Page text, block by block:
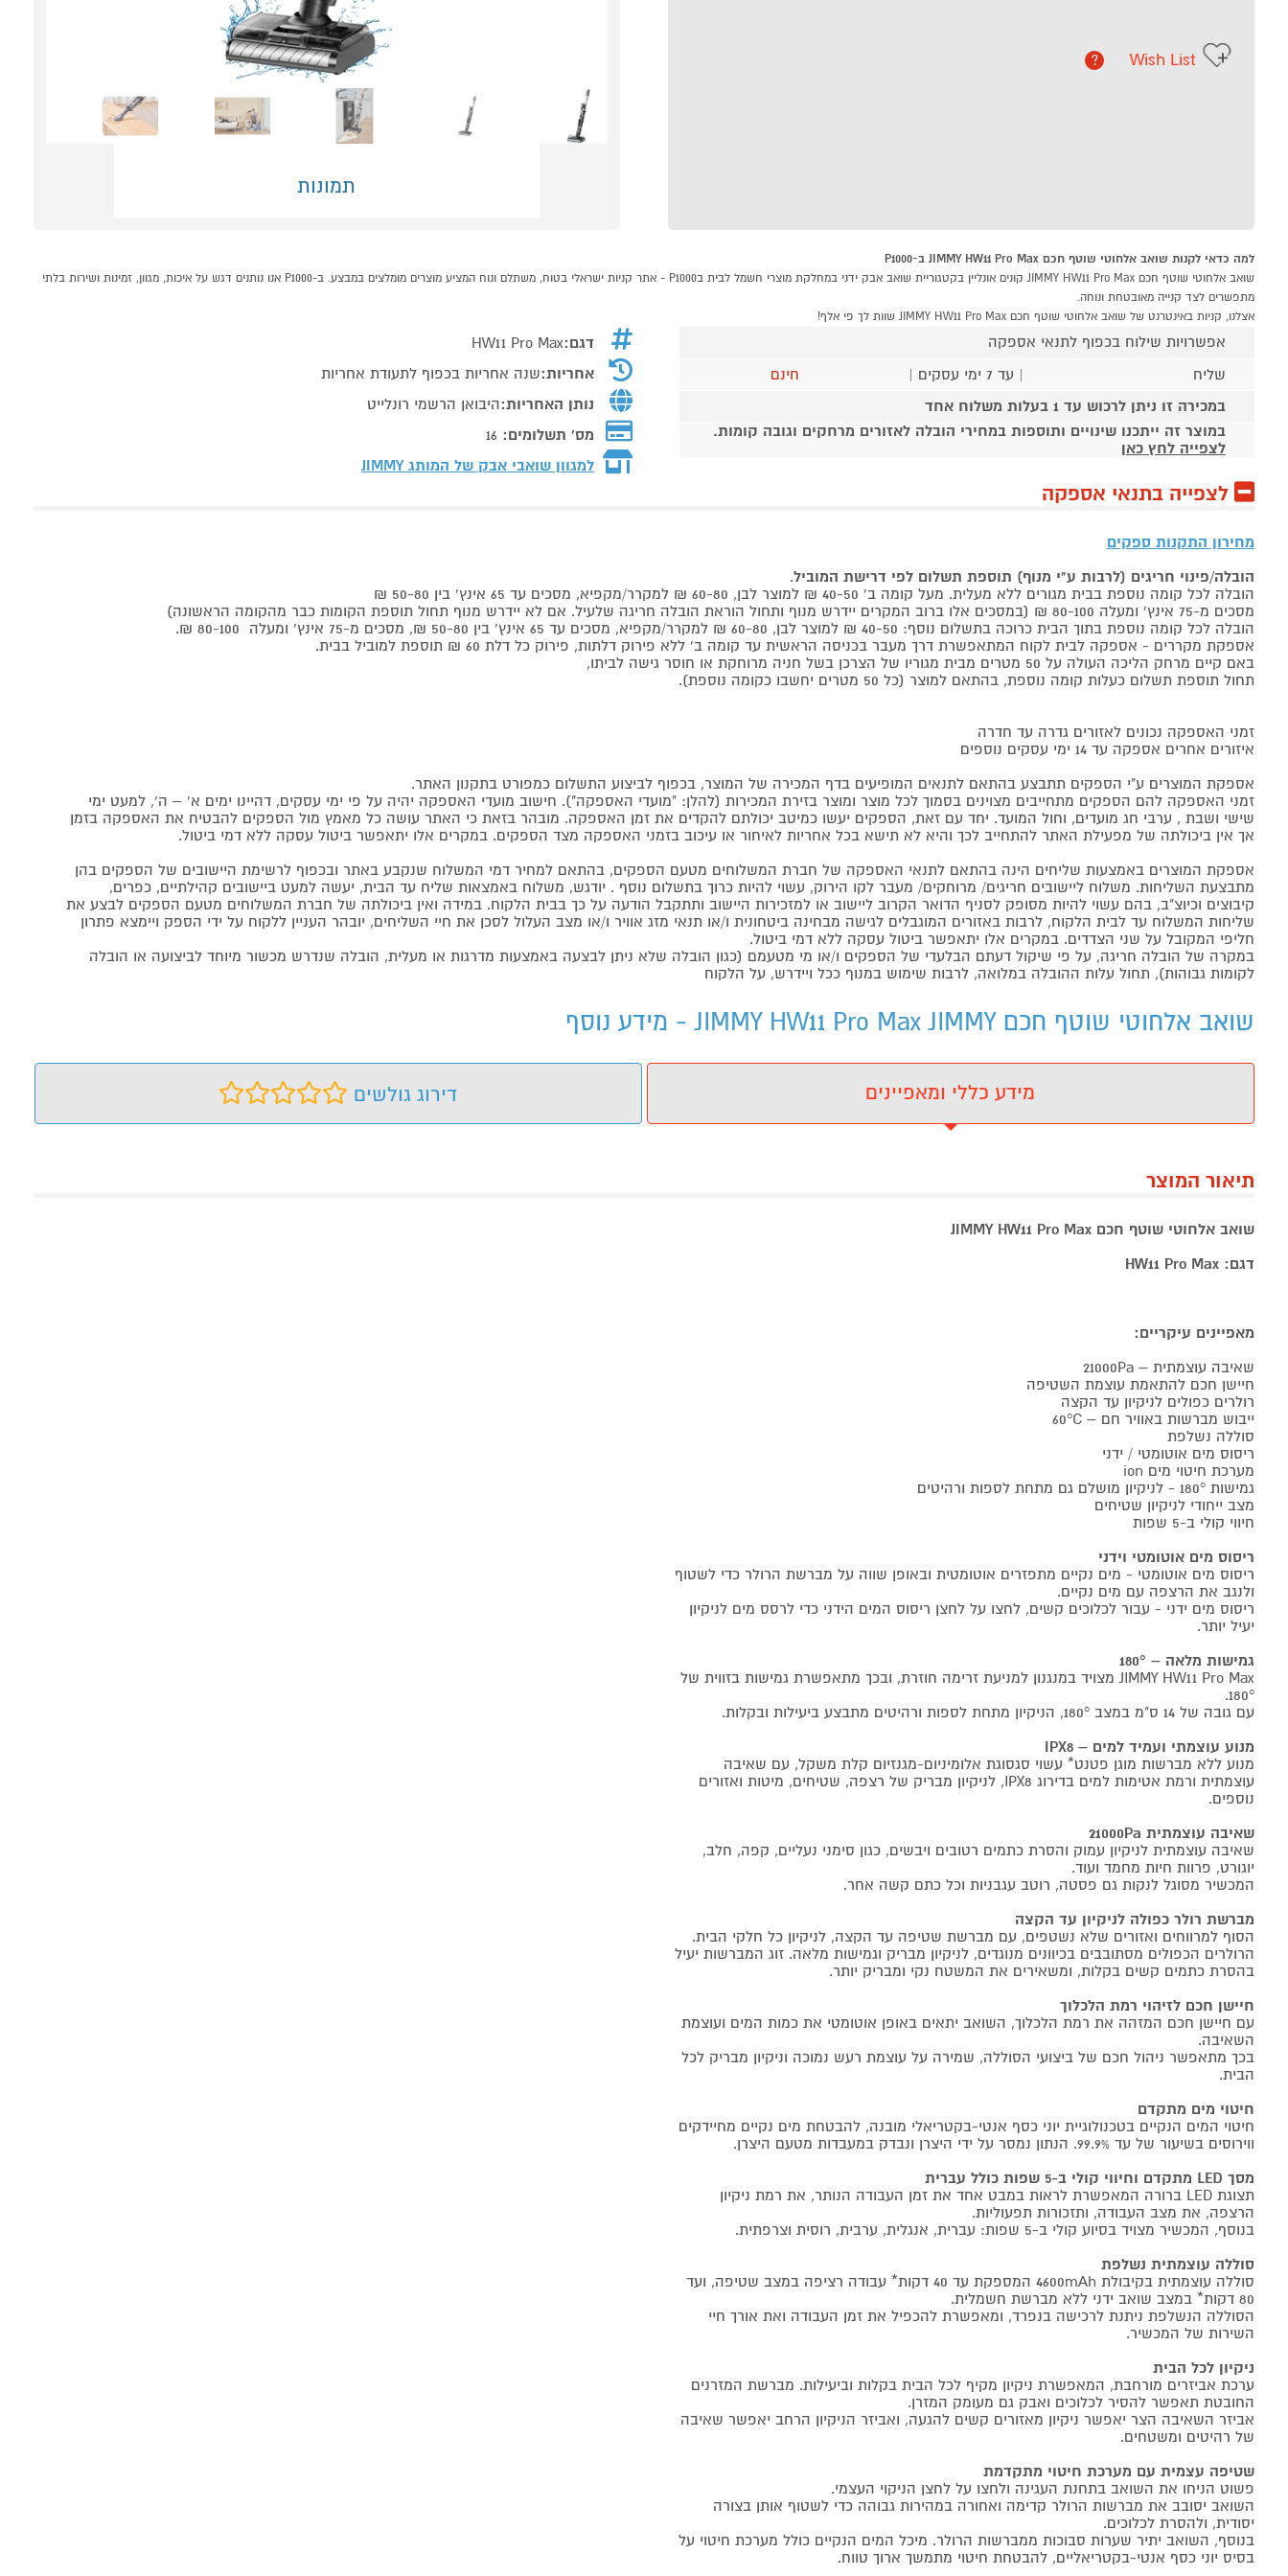
תמונות
Wish List
?
למה כדאי לקנות שואב אלחוטי שוטף חכם JIMMY HW11 Pro Max ב-P1000
שואב אלחוטי שוטף חכם JIMMY HW11 Pro Max קונים אונליין בקטגוריית שואב אבק ידני במחלקת מוצרי חשמל לבית בP1000 - אתר קניות ישראלי בטוח, משתלם ונוח המציע מוצרים מומלצים במבצע. ב-P1000 אנו נותנים דגש על איכות, מגוון, זמינות ושירות בלתי
מתפשרים לצד קנייה מאובטחת ונוחה.
אצלנו, קניות באינטרנט של שואב אלחוטי שוטף חכם JIMMY HW11 Pro Max שוות לך פי אלף!
אפשרויות שילוח בכפוף לתנאי אספקה
שליח
| עד 7 ימי עסקים |
חינם
במכירה זו ניתן לרכוש עד 1 בעלות משלוח אחד
במוצר זה ייתכנו שינויים ותוספות במחירי הובלה לאזורים מרחקים וגובה קומות.
לצפייה לחץ כאן
דגם:HW11 Pro Max
אחריות:שנה אחריות בכפוף לתעודת אחריות
נותן האחריות:היבואן הרשמי רונלייט
מס' תשלומים: 16
למגוון שואבי אבק של המותגJIMMY
לצפייה בתנאי אספקה
מחירון התקנות ספקים
הובלה/פינוי חריגים (לרבות ע"י מנוף) תוספת תשלום לפי דרישת המוביל.
הובלה לכל קומה נוספת בבית מגורים ללא מעלית. מעל קומה ב' 40-50 ₪ למוצר לבן, 60-80 ₪ למקרר/מקפיא, מסכים עד 65 אינץ' בין 50-80 ₪
מסכים מ-75 אינץ' ומעלה 80-100 ₪ (במסכים אלו ברוב המקרים יידרש מנוף ותחול הוראת הובלה חריגה שלעיל. אם לא יידרש מנוף תחול תוספת הקומות כבר מהקומה הראשונה)
הובלה לכל קומה נוספת בתוך הבית כרוכה בתשלום נוסף: 40-50 ₪ למוצר לבן, 60-80 ₪ למקרר/מקפיא, מסכים עד 65 אינץ' בין 50-80 ₪, מסכים מ-75 אינץ' ומעלה 80-100 ₪.
אספקת מקררים - אספקה לבית לקוח המתאפשרת דרך מעבר בכניסה הראשית עד קומה ב' ללא פירוק דלתות, פירוק כל דלת 60 ₪ תוספת למוביל בבית.
באם קיים מרחק הליכה העולה על 50 מטרים מבית מגוריו של הצרכן בשל חניה מרוחקת או חוסר גישה לביתו,
תחול תוספת תשלום כעלות קומה נוספת, בהתאם למוצר (כל 50 מטרים יחשבו כקומה נוספת).
זמני האספקה נכונים לאזורים גדרה עד חדרה
איזורים אחרים אספקה עד 14 ימי עסקים נוספים
אספקת המוצרים ע"י הספקים תתבצע בהתאם לתנאים המופיעים בדף המכירה של המוצר, בכפוף לביצוע התשלום כמפורט בתקנון האתר.
זמני האספקה להם הספקים מתחייבים מצוינים בסמוך לכל מוצר ומוצר בזירת המכירות (להלן: "מועדי האספקה"). חישוב מועדי האספקה יהיה על פי ימי עסקים, דהיינו ימים א' – ה', למעט ימי
שישי ושבת , ערבי חג מועדים, וחול המועד. יחד עם זאת, הספקים יעשו כמיטב יכולתם להקדים את זמן האספקה. מובהר בזאת כי האתר עושה כל מאמץ מול הספקים להבטיח את האספקה בזמן
אך אין ביכולתה של מפעילת האתר להתחייב לכך והיא לא תישא בכל אחריות לאיחור או עיכוב בזמני האספקה מצד הספקים. במקרים אלו יתאפשר ביטול עסקה ללא דמי ביטול.
אספקת המוצרים באמצעות שליחים הינה בהתאם לתנאי האספקה של חברת המשלוחים מטעם הספקים, בהתאם למחיר דמי המשלוח שנקבע באתר ובכפוף לרשימת היישובים של הספקים בהן
מתבצעת השליחות. משלוח ליישובים חריגים/ מרוחקים/ מעבר לקו הירוק, עשוי להיות כרוך בתשלום נוסף . יודגש, משלוח באמצאות שליח עד הבית, יעשה למעט ביישובים קהילתיים, כפרים,
קיבוצים וכיוצ"ב, בהם עשוי להיות מסופק לסניף הדואר הקרוב ליישוב או למזכירות היישוב ותתקבל הודעה על כך בבית הלקוח. במידה ואין ביכולתה של חברת המשלוחים מטעם הספקים לבצע את
שליחות המשלוח עד לבית הלקוח, לרבות באזורים המוגבלים לגישה מבחינה ביטחונית ו/או תנאי מזג אוויר ו/או מצב העלול לסכן את חיי השליחים, יובהר העניין ללקוח על ידי הספק ויימצא פתרון
חליפי המקובל על שני הצדדים. במקרים אלו יתאפשר ביטול עסקה ללא דמי ביטול.
במקרה של הובלה חריגה, על פי שיקול דעתם הבלעדי של הספקים ו/או מי מטעמם (כגון הובלה שלא ניתן לבצעה באמצעות מדרגות או מעלית, הובלה שנדרש מכשור מיוחד לביצועה או הובלה
לקומות גבוהות), תחול עלות ההובלה במלואה, לרבות שימוש במנוף ככל ויידרש, על הלקוח
שואב אלחוטי שוטף חכם JIMMY HW11 Pro Max JIMMY - מידע נוסף
מידע כללי ומאפיינים דירוג גולשים
תיאור המוצר
שואב אלחוטי שוטף חכם JIMMY HW11 Pro Max
דגם: HW11 Pro Max
מאפיינים עיקריים:
שאיבה עוצמתית – 21000Pa
חיישן חכם להתאמת עוצמת השטיפה
רולרים כפולים לניקיון עד הקצה
ייבוש מברשות באוויר חם – 60°C
סוללה נשלפת
ריסוס מים אוטומטי / ידני
מערכת חיטוי מים ion
גמישות 180° - לניקיון מושלם גם מתחת לספות ורהיטים
מצב ייחודי לניקיון שטיחים
חיווי קולי ב-5 שפות
ריסוס מים אוטומטי וידני
ריסוס מים אוטומטי - מים נקיים מתפזרים אוטומטית ובאופן שווה על מברשת הרולר כדי לשטוף
ולנגב את הרצפה עם מים נקיים.
ריסוס מים ידני - עבור לכלוכים קשים, לחצו על לחצן ריסוס המים הידני כדי לרסס מים לניקיון
יעיל יותר.
גמישות מלאה – 180°
JIMMY HW11 Pro Max מצויד במנגנון למניעת זרימה חוזרת, ובכך מתאפשרת גמישות בזווית של
180°.
עם גובה של 14 ס"מ במצב 180°, הניקיון מתחת לספות ורהיטים מתבצע ביעילות ובקלות.
מנוע עוצמתי ועמיד למים – IPX8
מנוע ללא מברשות מוגן פטנט* עשוי סגסוגת אלומיניום-מגנזיום קלת משקל, עם שאיבה
עוצמתית ורמת אטימות למים בדירוג IPX8, לניקיון מבריק של רצפה, שטיחים, מיטות ואזורים
נוספים.
שאיבה עוצמתית 21000Pa
שאיבה עוצמתית לניקיון עמוק והסרת כתמים רטובים ויבשים, כגון סימני נעליים, קפה, חלב,
יוגורט, פרוות חיות מחמד ועוד.
המכשיר מסוגל לנקות גם פסטה, רוטב עגבניות וכל כתם קשה אחר.
מברשת רולר כפולה לניקיון עד הקצה
הסוף למרווחים ואזורים שלא נשטפים, עם מברשת שטיפה עד הקצה, לניקיון כל חלקי הבית.
הרולרים הכפולים מסתובבים בכיוונים מנוגדים, לניקיון מבריק וגמישות מלאה. זוג המברשות יעיל
בהסרת כתמים קשים בקלות, ומשאירים את המשטח נקי ומבריק יותר.
חיישן חכם לזיהוי רמת הלכלוך
עם חיישן חכם המזהה את רמת הלכלוך, השואב יתאים באופן אוטומטי את כמות המים ועוצמת
השאיבה.
בכך מתאפשר ניהול חכם של ביצועי הסוללה, שמירה על עוצמת רעש נמוכה וניקיון מבריק לכל
הבית.
חיטוי מים מתקדם
חיטוי המים הנקיים בטכנולוגיית יוני כסף אנטי-בקטריאלי מובנה, להבטחת מים נקיים מחיידקים
ווירוסים בשיעור של עד 99.9%. הנתון נמסר על ידי היצרן ונבדק במעבדות מטעם היצרן.
מסך LED מתקדם וחיווי קולי ב-5 שפות כולל עברית
תצוגת LED ברורה המאפשרת לראות במבט אחד את זמן העבודה הנותר, את רמת ניקיון
הרצפה, את מצב העבודה, ותזכורות תפעוליות.
בנוסף, המכשיר מצויד בסיוע קולי ב-5 שפות: עברית, אנגלית, ערבית, רוסית וצרפתית.
סוללה עוצמתית נשלפת
סוללה עוצמתית בקיבולת 4600mAh המספקת עד 40 דקות* עבודה רציפה במצב שטיפה, ועד
80 דקות* במצב שואב ידני ללא מברשת חשמלית.
הסוללה הנשלפת ניתנת לרכישה בנפרד, ומאפשרת להכפיל את זמן העבודה ואת אורך חיי
השירות של המכשיר.
ניקיון לכל הבית
ערכת אביזרים מורחבת, המאפשרת ניקיון מקיף לכל הבית בקלות וביעילות. מברשת המזרנים
החובטת תאפשר להסיר לכלוכים ואבק גם מעומק המזרן.
אביזר השאיבה הצר יאפשר ניקיון מאזורים קשים להגעה, ואביזר הניקיון הרחב יאפשר שאיבה
של רהיטים ומשטחים.
שטיפה עצמית עם מערכת חיטוי מתקדמת
פשוט הניחו את השואב בתחנת העגינה ולחצו על לחצן הניקוי העצמי.
השואב יסובב את מברשות הרולר קדימה ואחורה במהירות גבוהה כדי לשטוף אותן בצורה
יסודית, ולהסרת לכלוכים.
בנוסף, השואב יתיר שערות סבוכות ממברשות הרולר. מיכל המים הנקיים כולל מערכת חיטוי על
בסיס יוני כסף אנטי-בקטריאליים, להבטחת חיטוי מתמשך ארוך טווח.